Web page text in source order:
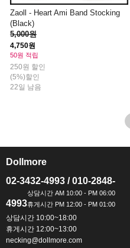
Zaoll - Heart Ami Band Stocking
(Black)
5,000원
4,750원
50원 적립
250원 할인
(5%)할인
22일 남음
Dollmore
02-3432-4993 / 010-2848-
4993
상담시간 10:00~18:00
휴게시간 12:00~13:00
necking@dollmore.com